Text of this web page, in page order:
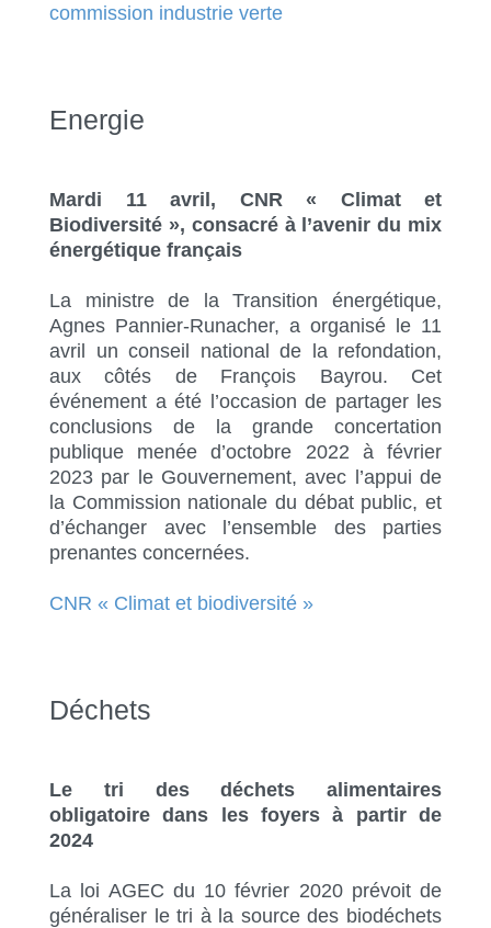
commission industrie verte
Energie
Mardi 11 avril, CNR « Climat et
Biodiversité », consacré à l’avenir du mix
énergétique français
La ministre de la Transition énergétique,
Agnes Pannier-Runacher, a organisé le 11
avril un conseil national de la refondation,
aux côtés de François Bayrou. Cet
événement a été l’occasion de partager les
conclusions de la grande concertation
publique menée d’octobre 2022 à février
2023 par le Gouvernement, avec l’appui de
la Commission nationale du débat public, et
d’échanger avec l’ensemble des parties
prenantes concernées.
CNR « Climat et biodiversité »
Déchets
Le tri des déchets alimentaires
obligatoire dans les foyers à partir de
2024
La loi AGEC du 10 février 2020 prévoit de
généraliser le tri à la source des biodéchets